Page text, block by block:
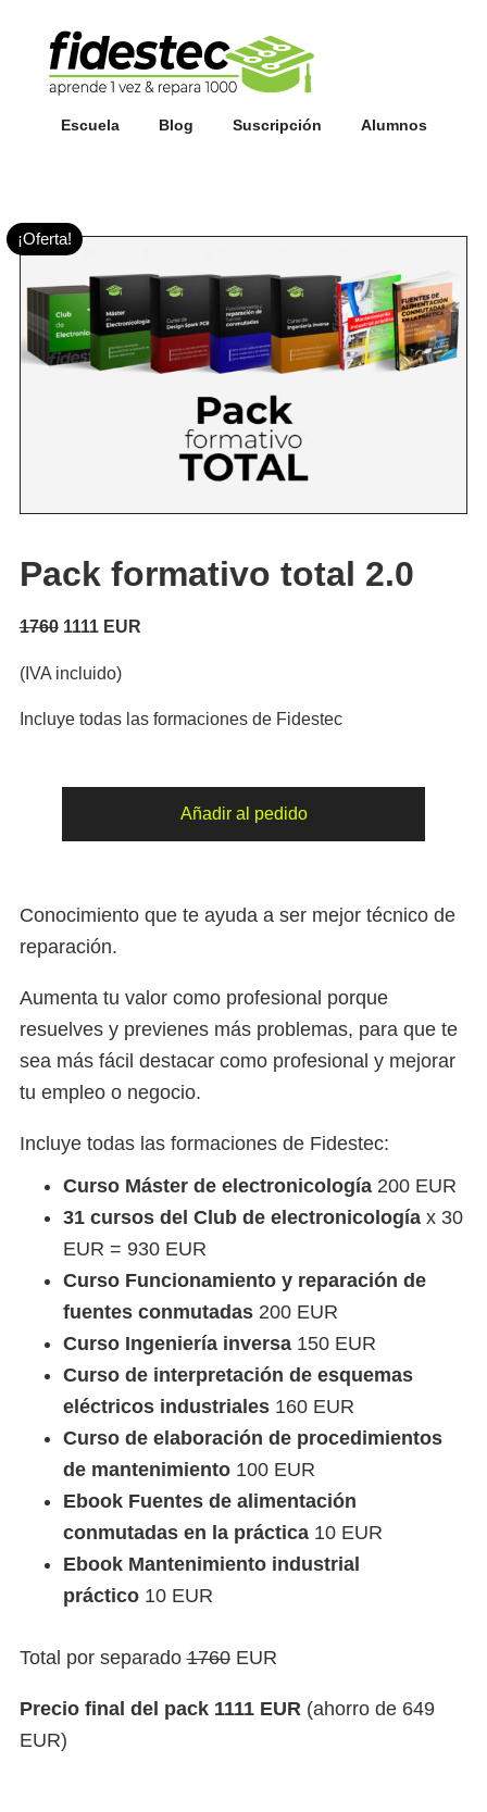
Escuela Blog Suscripción Alumnos
¡Oferta!
Pack formativo total 2.0
17601111 EUR
(IVA incluido)
Incluye todas las formaciones de Fidestec
cantidad
Añadir al pedido
Conocimiento que te ayuda a ser mejor técnico de
reparación.
Aumenta tu valor como profesional porque
resuelves y previenes más problemas, para que te
sea más fácil destacar como profesional y mejorar
tu empleo o negocio.
Incluye todas las formaciones de Fidestec:
Curso Máster de electronicología200 EUR
31 cursos del Club de electronicologíax 30
EUR = 930 EUR
Curso Funcionamiento y reparación de
fuentes conmutadas200 EUR
Curso Ingeniería inversa150 EUR
Curso de interpretación de esquemas
eléctricos industriales160 EUR
Curso de elaboración de procedimientos
de mantenimiento100 EUR
Ebook Fuentes de alimentación
conmutadas en la práctica10 EUR
Ebook Mantenimiento industrial
práctico10 EUR
Total por separado1760EUR
Precio final del pack 1111 EUR (ahorro de 649
EUR)